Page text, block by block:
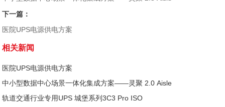
下一篇：
医院UPS电源供电方案
相关新闻
医院UPS电源供电方案
中小型数据中心场景一体化集成方案——灵聚 2.0 Aisle
轨道交通行业专用UPS 城堡系列3C3 Pro ISO